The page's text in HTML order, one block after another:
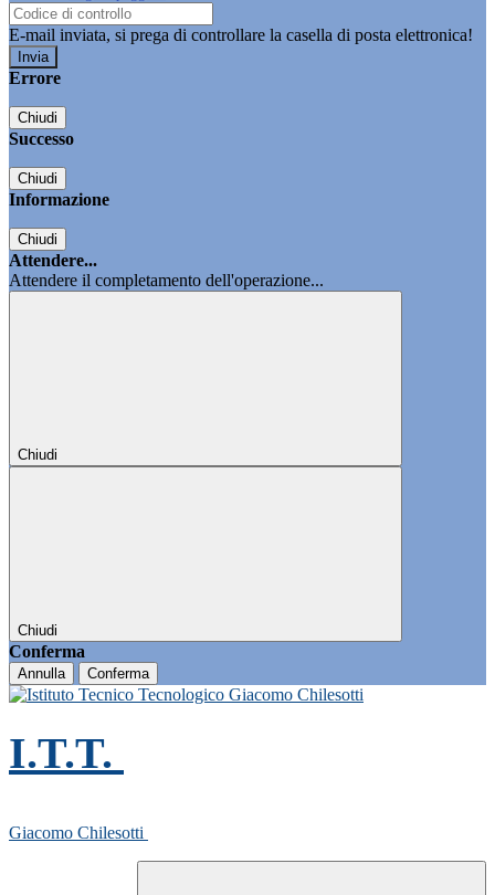
E-mail inviata, si prega di controllare la casella di posta elettronica!
Errore
Chiudi
Successo
Chiudi
Informazione
Chiudi
Attendere...
Attendere il completamento dell'operazione...
Chiudi
Chiudi
Conferma
Annulla Conferma
I.T.T.
Giacomo Chilesotti